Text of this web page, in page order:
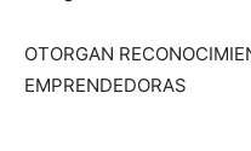
OTORGAN
EMPRENDEDORAS